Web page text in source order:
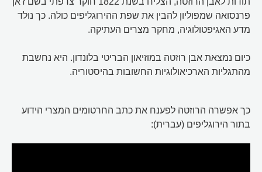
פרנסואה שמפוליון להבין את שפת ההירוגליפים כולה. כך נולד
מדע האגיפטולוגיה, מחקר מצרים העתיקה.
כיום נמצאת אבן רוזטה במוזיאון הבריטי בלונדון. היא נחשבת
מהתגליות הארכיאולוגיות החשובות בהיסטוריה.
כך אפשרה הרוזטה לפענח את כתב החרטומים המצרי הידוע
בתור הירוגליפים (עברית):